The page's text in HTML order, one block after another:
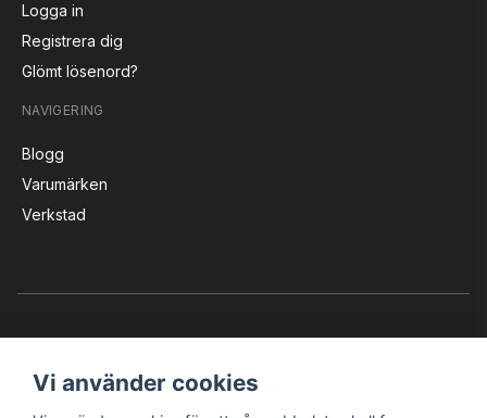
Logga in
Registrera dig
Glömt lösenord?
NAVIGERING
Blogg
Varumärken
Verkstad
Vi använder cookies